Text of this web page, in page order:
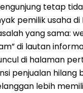
tetap
pemilik usaha di
yang sama:
di lautan
di halaman
penjualan hilang
lebih